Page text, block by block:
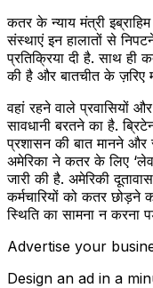
कतर के न्याय मंत्री
संस्थाएं इन हालातों से
प्रतिक्रिया दी है. साथ ही
की है और बातचीत के ज़रिए
वहां रहने वाले प्रवासियों
सावधानी बरतने का है.
प्रशासन की बात मानने और
अमेरिका ने कतर के लिए
जारी की है. अमेरिकी
कर्मचारियों को कतर छोड़ने
स्थिति का सामना न करना
Advertise your
Design an ad in a